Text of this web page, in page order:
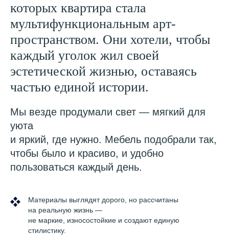
которых квартира стала
мультифункциональным арт-
пространством. Они хотели, чтобы
каждый уголок жил своей
эстетической жизнью, оставаясь
частью единой истории.
Мы везде продумали свет — мягкий для
уюта
и яркий, где нужно. Мебель подобрали так,
чтобы было и красиво, и удобно
пользоваться каждый день.
Материалы выглядят дорого, но рассчитаны
на реальную жизнь —
не маркие, износостойкие и создают единую
стилистику.